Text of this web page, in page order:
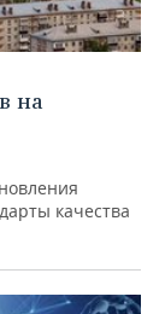
на
качества